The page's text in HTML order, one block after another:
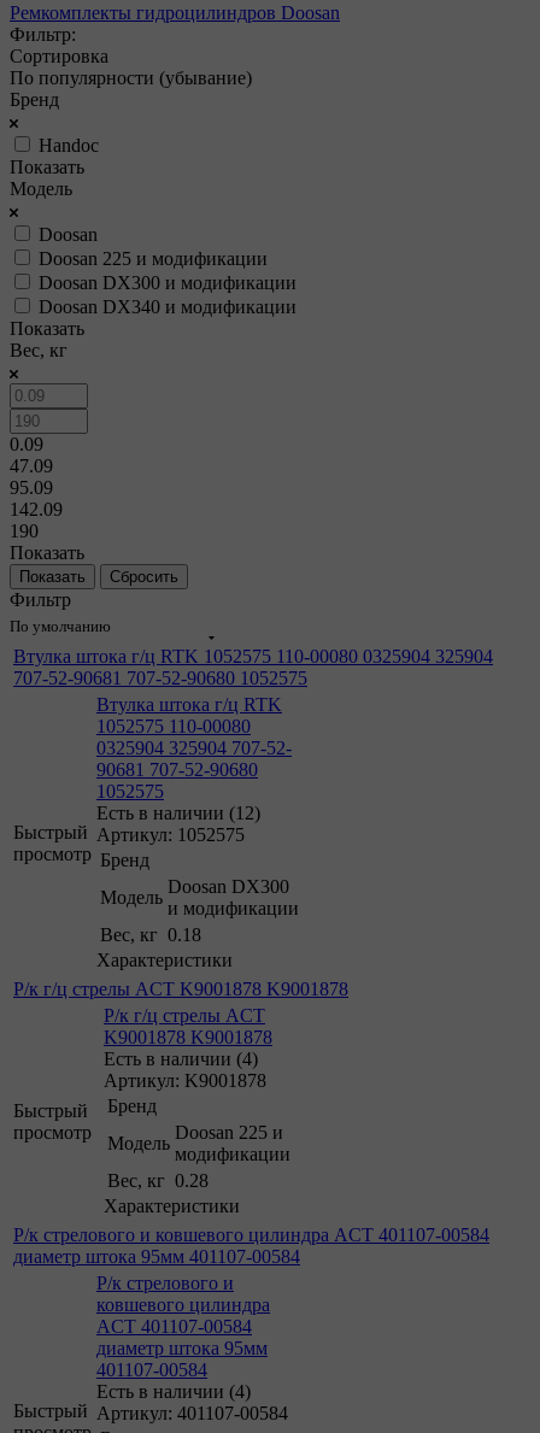
Ремкомплекты гидроцилиндров Doosan
Фильтр:
Сортировка
По популярности (убывание)
Бренд
Handoc
Показать
Модель
Doosan
Doosan 225 и модификации
Doosan DX300 и модификации
Doosan DX340 и модификации
Показать
Вес, кг
0.09
47.09
95.09
142.09
190
Показать
Сбросить
Фильтр
По умолчанию
Втулка штока г/ц RTK 1052575 110-00080 0325904 325904
707-52-90681 707-52-90680 1052575
Быстрый
просмотр
Втулка штока г/ц RTK
1052575 110-00080
0325904 325904 707-52-
90681 707-52-90680
1052575
Есть в наличии (12)
Артикул: 1052575
Бренд
Модель
Doosan DX300
и модификации
Вес, кг 0.18
Характеристики
Р/к г/ц стрелы ACT K9001878 K9001878
Быстрый
просмотр
Р/к г/ц стрелы ACT
K9001878 K9001878
Есть в наличии (4)
Артикул: K9001878
Бренд
Модель
Doosan 225 и
модификации
Вес, кг 0.28
Характеристики
Р/к стрелового и ковшевого цилиндра ACT 401107-00584
диаметр штока 95мм 401107-00584
Быстрый
Р/к стрелового и
ковшевого цилиндра
ACT 401107-00584
диаметр штока 95мм
401107-00584
Есть в наличии (4)
Артикул: 401107-00584